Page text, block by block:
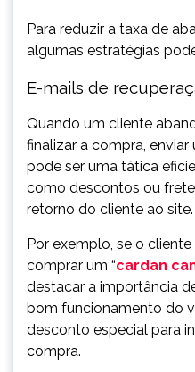
Para reduzir a taxa de
algumas estratégias
E-mails de
Quando um cliente
finalizar a compra,
pode ser uma tática
como descontos ou
retorno do cliente ao site.
Por exemplo, se o
comprar um “cardan
destacar a importância
bom funcionamento do
desconto especial para
compra.